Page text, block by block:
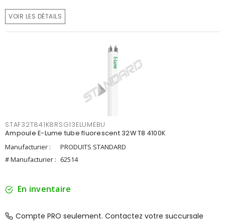
VOIR LES DÉTAILS
STAF32T841K8RSG13ELUMEBU
Ampoule E-Lume tube fluorescent 32W T8 4100K
Manufacturier :
PRODUITS STANDARD
# Manufacturier : 62514
En inventaire
Compte PRO seulement. Contactez votre succursale